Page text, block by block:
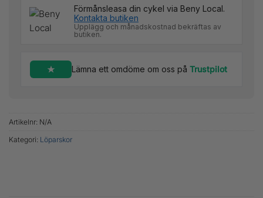
Förmånsleasa din cykel via Beny Local.
Kontakta butiken
Upplägg och månadskostnad bekräftas av
butiken.
Lämna ett omdöme om oss på Trustpilot
Artikelnr: N/A
Kategori: Löparskor